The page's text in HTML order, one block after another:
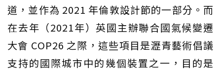
道，並作為 2021 年倫敦設計節的一部分。而
在去年（2021年）英國主辦聯合國氣候變遷
大會 COP26 之際，這些項目是瀝青藝術倡議
支持的國際城市中的幾個裝置之一，目的是